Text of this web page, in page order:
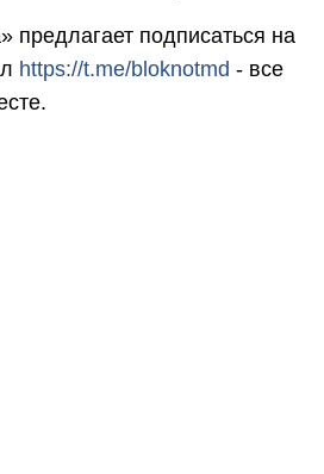
предлагает подписаться на
https://t.me/bloknotmd - все